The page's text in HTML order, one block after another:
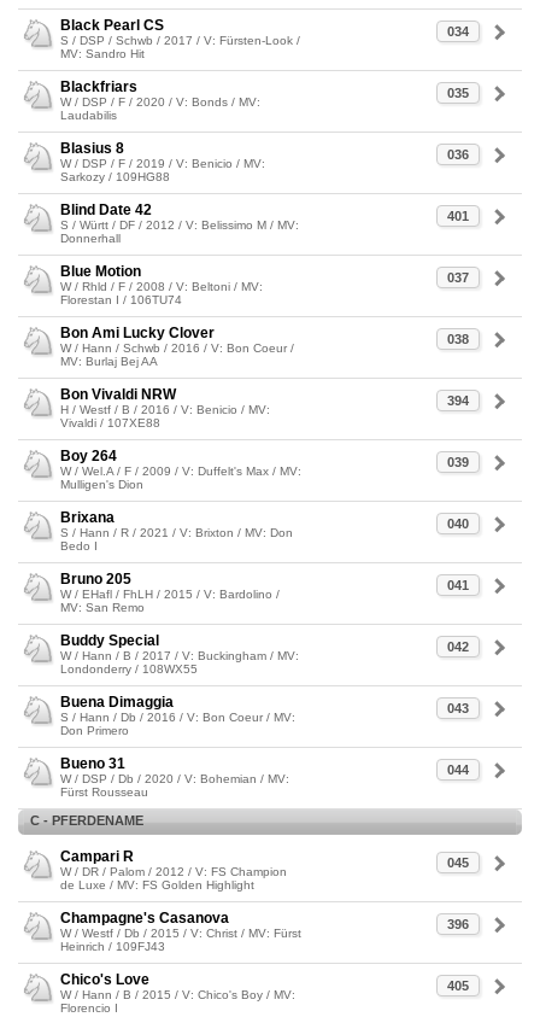
034
Black Pearl CS
S / DSP / Schwb / 2017 / V: Fürsten-Look /
MV: Sandro Hit
035
Blackfriars
W / DSP / F / 2020 / V: Bonds / MV:
Laudabilis
036
Blasius 8
W / DSP / F / 2019 / V: Benicio / MV:
Sarkozy / 109HG88
401
Blind Date 42
S / Württ / DF / 2012 / V: Belissimo M / MV:
Donnerhall
037
Blue Motion
W / Rhld / F / 2008 / V: Beltoni / MV:
Florestan I / 106TU74
038
Bon Ami Lucky Clover
W / Hann / Schwb / 2016 / V: Bon Coeur /
MV: Burlaj Bej AA
394
Bon Vivaldi NRW
H / Westf / B / 2016 / V: Benicio / MV:
Vivaldi / 107XE88
039
Boy 264
W / Wel.A / F / 2009 / V: Duffelt's Max / MV:
Mulligen's Dion
040
Brixana
S / Hann / R / 2021 / V: Brixton / MV: Don
Bedo I
041
Bruno 205
W / EHafl / FhLH / 2015 / V: Bardolino /
MV: San Remo
042
Buddy Special
W / Hann / B / 2017 / V: Buckingham / MV:
Londonderry / 108WX55
043
Buena Dimaggia
S / Hann / Db / 2016 / V: Bon Coeur / MV:
Don Primero
044
Bueno 31
W / DSP / Db / 2020 / V: Bohemian / MV:
Fürst Rousseau
C - PFERDENAME
045
Campari R
W / DR / Palom / 2012 / V: FS Champion
de Luxe / MV: FS Golden Highlight
396
Champagne's Casanova
W / Westf / Db / 2015 / V: Christ / MV: Fürst
Heinrich / 109FJ43
405
Chico's Love
W / Hann / B / 2015 / V: Chico's Boy / MV:
Florencio I